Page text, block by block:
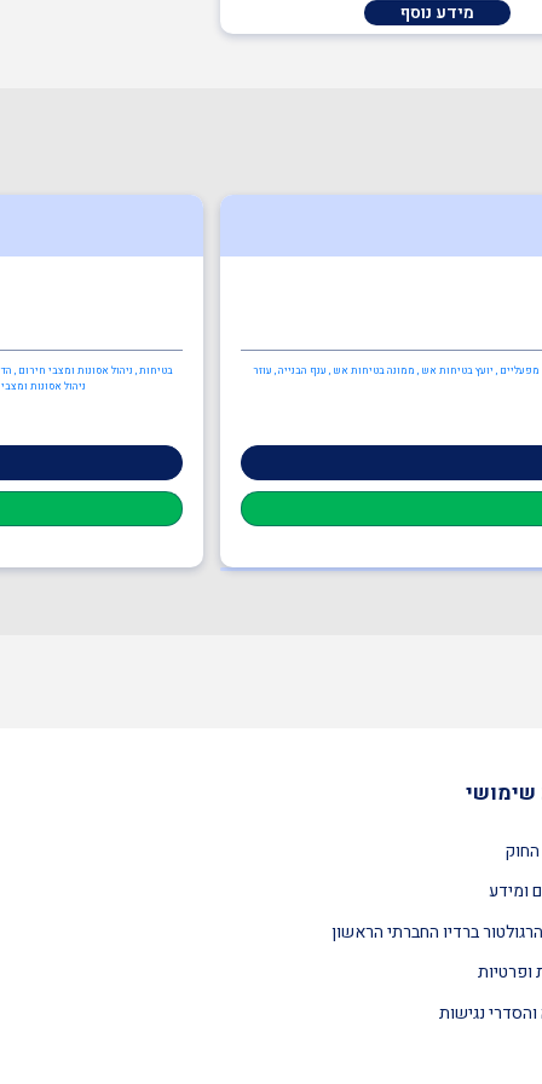
מידע נוסף
, יועץ בטיחות אש , ממונה בטיחות אש , ענף הבנייה , עוזר
בטיחות , ניהול אסונות ומצבי חירום ,
ניהול אסונות
שימושי
ומידע
ברדיו החברתי הראשון
ופרטיות
נגישות